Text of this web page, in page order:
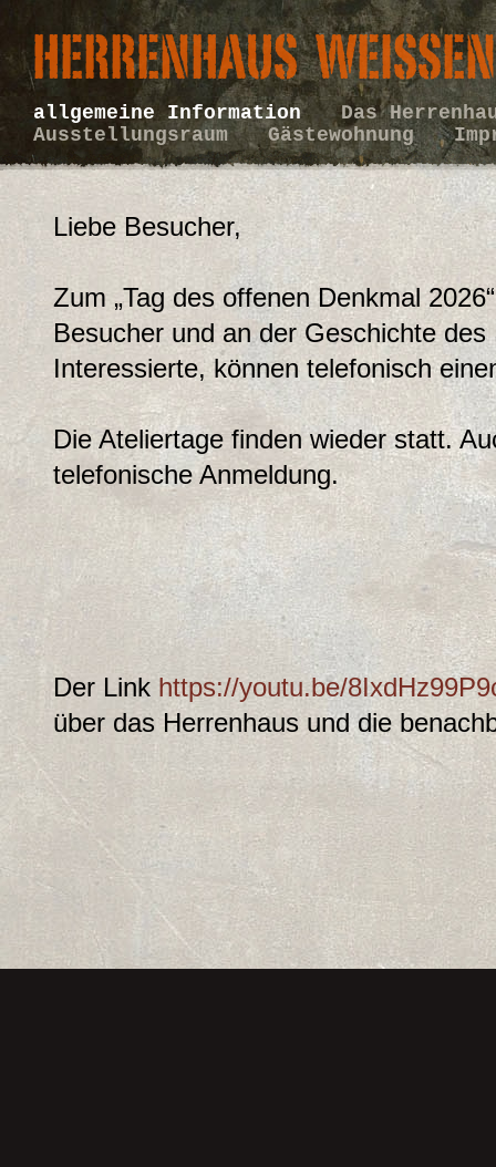
allgemeine Information
Das
Ausstellungsraum
Gästewohnung
Liebe Besucher,
Zum „Tag des offenen Denkmal
Besucher und an der Geschichte des
Interessierte, können telefonisch
Die Ateliertage finden wieder statt.
telefonische Anmeldung.
Der Link https://youtu.be/
über das Herrenhaus und die